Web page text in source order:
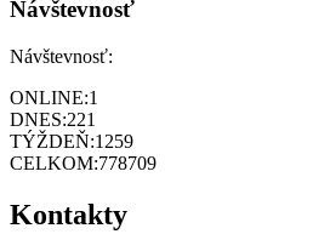
Návštevnosť
Návštevnosť:
ONLINE:1
DNES:221
TÝŽDEŇ:1259
CELKOM:778709
Kontakty